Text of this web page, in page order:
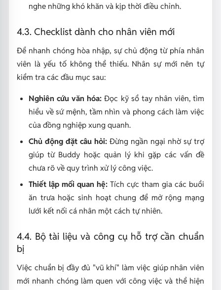
nghe những khó khăn và kịp thời điều chỉnh.
4.3. Checklist dành cho nhân viên mới
Để nhanh chóng hòa nhập, sự chủ động từ phía nhân
viên là yếu tố không thể thiếu. Nhân sự mới nên tự
kiểm tra các đầu mục sau:
Nghiên cứu văn hóa: Đọc kỹ sổ tay nhân viên, tìm
hiểu về sứ mệnh, tầm nhìn và phong cách làm việc
của đồng nghiệp xung quanh.
Chủ động đặt câu hỏi:Đừng ngần ngại nhờ sự trợ
giúp từ Buddy hoặc quản lý khi gặp các vấn đề
chưa rõ về quy trình xử lý công việc.
Thiết lập mối quan hệ:Tích cực tham gia các buổi
ăn trưa hoặc sinh hoạt chung để mở rộng mạng
lưới kết nối cá nhân một cách tự nhiên.
4.4. Bộ tài liệu và công cụ hỗ trợ cần chuẩn
bị
Việc chuẩn bị đầy đủ "vũ khí" làm việc giúp nhân viên
mới nhanh chóng làm quen với công việc và thể hiện